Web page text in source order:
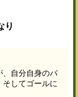
り
自分自身のパ
してゴールに